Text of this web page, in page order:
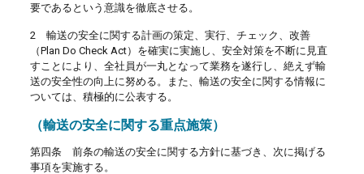
要であるという意識を徹底させる。
2 輸送の安全に関する計画の策定、実行、チェック、改善
（Plan Do Check Act）を確実に実施し、安全対策を不断に見直
すことにより、全社員が一丸となって業務を遂行し、絶えず輸
送の安全性の向上に努める。また、輸送の安全に関する情報に
ついては、積極的に公表する。
（輸送の安全に関する重点施策）
第四条 前条の輸送の安全に関する方針に基づき、次に掲げる
事項を実施する。